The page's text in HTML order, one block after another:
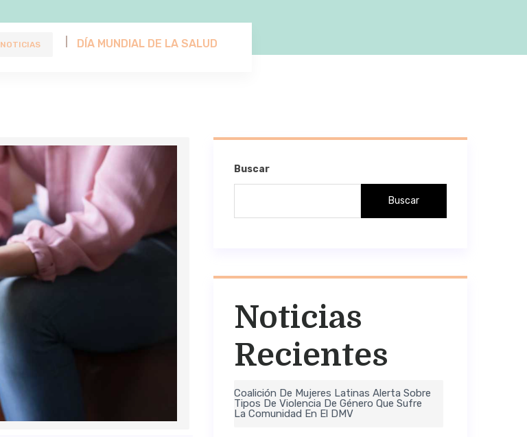
NOTICIAS DÍA MUNDIAL DE LA SALUD
Buscar
Buscar
Noticias
Recientes
Coalición De Mujeres Latinas Alerta Sobre
Tipos De Violencia De Género Que Sufre
La Comunidad En El DMV